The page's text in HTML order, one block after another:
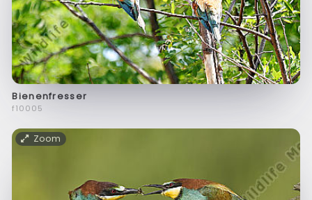
Bienenfresser
f10005
Zoom